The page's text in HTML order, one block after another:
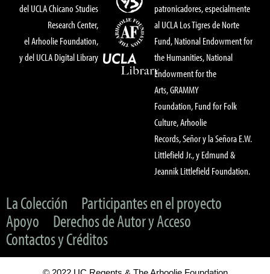
del UCLA Chicano Studies
Research Center,
el Arhoolie Foundation,
y del UCLA Digital Library
patronicadores, especialmente
al UCLA Los Tigres de Norte
Fund, National Endowment for
the Humanities, National
Endowment for the
Arts, GRAMMY
Foundation, Fund for Folk
Culture, Arhoolie
Records, Señor y la Señora E.W.
Littlefield Jr., y Edmund &
Jeannik Littlefield Foundation.
La Colección
Participantes en el proyecto
Apoyo
Derechos de Autor y Acceso
Contactos y Créditos